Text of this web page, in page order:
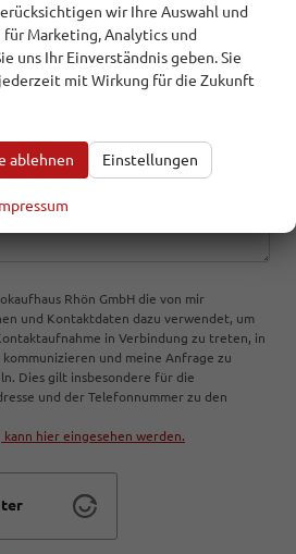
Rhön GmbH die von mir
und Kontaktdaten dazu verwendet, um
in Verbindung zu treten, in
kommunizieren und meine Anfrage zu
Dies gilt insbesondere für die
und der Telefonnummer zu den
hier eingesehen werden.
wir Ihre Auswahl und
Marketing, Analytics und
uns Ihr Einverständnis geben. Sie
mit Wirkung für die Zukunft
ablehnen Einstellungen